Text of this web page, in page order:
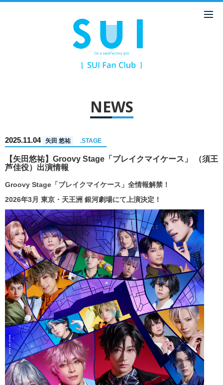
NEWS
2025.11.04 矢田 悠祐 .STAGE
【矢田悠祐】Groovy Stage「ブレイクマイケース」 （須王
芦佳役）出演情報
Groovy Stage 「ブレイクマイケース」全情報解禁！
2026年3月 東京・天王洲 銀河劇場にて上演決定！